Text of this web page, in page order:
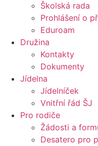
Školská rada
Prohlášení o
Eduroam
Družina
Kontakty
Dokumenty
Jídelna
Jídelníček
Vnitřní řád ŠJ
Pro rodiče
Žádosti a
Desatero pro